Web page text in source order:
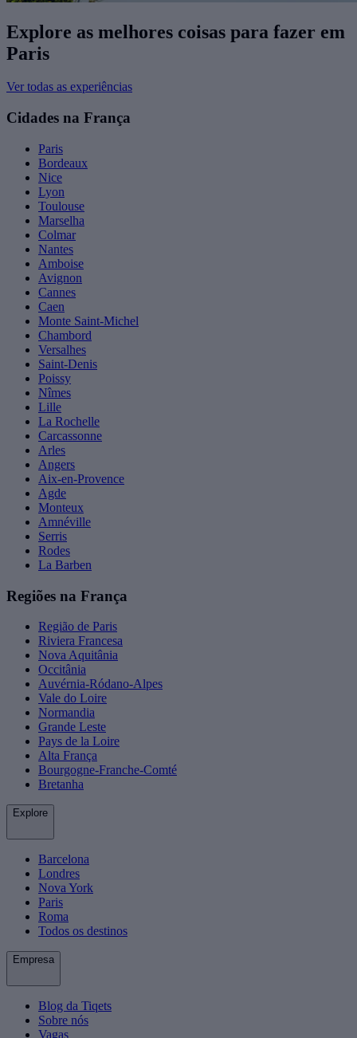
Explore as melhores coisas para fazer ​em
Paris
Ver todas as experiências
Cidades na França
Paris
Bordeaux
Nice
Lyon
Toulouse
Marselha
Colmar
Nantes
Amboise
Avignon
Cannes
Caen
Monte Saint-Michel
Chambord
Versalhes
Saint-Denis
Poissy
Nîmes
Lille
La Rochelle
Carcassonne
Arles
Angers
Aix-en-Provence
Agde
Monteux
Amnéville
Serris
Rodes
La Barben
Regiões na França
Região de Paris
Riviera Francesa
Nova Aquitânia
Occitânia
Auvérnia-Ródano-Alpes
Vale do Loire
Normandia
Grande Leste
Pays de la Loire
Alta França
Bourgogne-Franche-Comté
Bretanha
Explore
Barcelona
Londres
Nova York
Paris
Roma
Todos os destinos
Empresa
Blog da Tiqets
Sobre nós
Vagas